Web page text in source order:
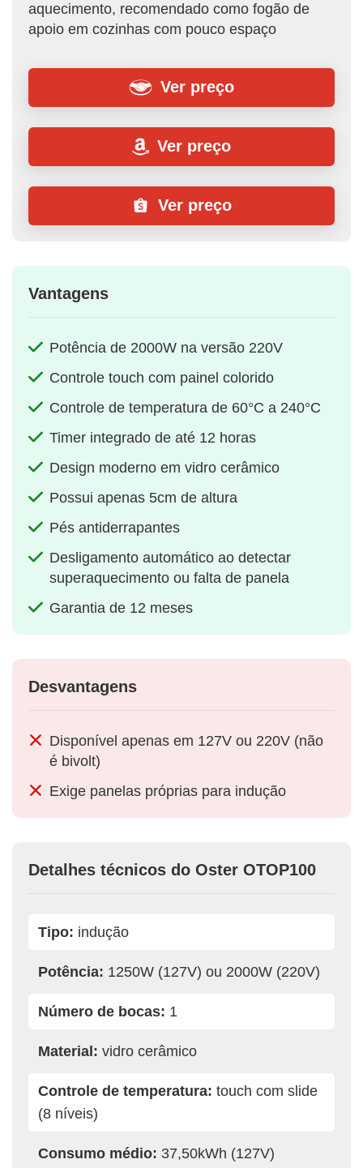
aquecimento, recomendado como fogão de
apoio em cozinhas com pouco espaço
Ver preço
Ver preço
Ver preço
Vantagens
Potência de 2000W na versão 220V
Controle touch com painel colorido
Controle de temperatura de 60°C a 240°C
Timer integrado de até 12 horas
Design moderno em vidro cerâmico
Possui apenas 5cm de altura
Pés antiderrapantes
Desligamento automático ao detectar
superaquecimento ou falta de panela
Garantia de 12 meses
Desvantagens
Disponível apenas em 127V ou 220V (não
é bivolt)
Exige panelas próprias para indução
Detalhes técnicos do Oster OTOP100
Tipo: indução
Potência: 1250W (127V) ou 2000W (220V)
Número de bocas: 1
Material: vidro cerâmico
Controle de temperatura: touch com slide
(8 níveis)
Consumo médio: 37,50kWh (127V)